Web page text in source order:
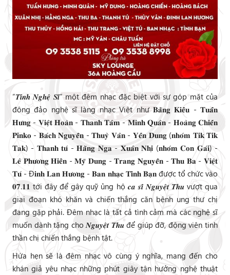
“𝑻𝒊̀𝒏𝒉 𝑵𝒈𝒉𝒆̣̂ 𝑺𝒊̃” một đêm nhạc đặc biệt với sự góp mặt của
đông đảo nghệ sĩ làng nhạc Việt như 𝐁𝐚̆̀𝐧𝐠 𝐊𝐢𝐞̂̀𝐮 - 𝐓𝐮𝐚̂́𝐧
𝐇𝐮̛𝐧𝐠 - 𝐕𝐢𝐞̣̂𝐭 𝐇𝐨𝐚̀𝐧 - 𝐓𝐡𝐚𝐧𝐡 𝐓𝐚̂𝐦 - 𝐌𝐢𝐧𝐡 𝐐𝐮𝐚̂𝐧 - 𝐇𝐨𝐚̀𝐧𝐠 𝐂𝐡𝐢𝐞̂́𝐧
𝐏𝐢𝐧𝐤𝐨 - 𝐁𝐚́𝐜𝐡 𝐍𝐠𝐮𝐲𝐞̂̃𝐧 - 𝐓𝐡𝐮𝐲̀ 𝐕𝐚̂𝐧 - 𝐘𝐞̂́𝐧 𝐃𝐮𝐧𝐠 (𝐧𝐡𝐨́𝐦 𝐓𝐢𝐤 𝐓𝐢𝐤
𝐓𝐚𝐤) - 𝐓𝐡𝐚𝐧𝐡 𝐭𝐮́ - 𝐇𝐚̆̀𝐧𝐠 𝐍𝐠𝐚 - 𝐗𝐮𝐚̂𝐧 𝐍𝐡𝐢̣ (𝐧𝐡𝐨́𝐦 𝐂𝐨𝐧 𝐆𝐚́𝐢) -
𝐋𝐞̂ 𝐏𝐡𝐮̛𝐨̛𝐧𝐠 𝐇𝐢𝐞̂̀𝐧 - 𝐌𝐲̃ 𝐃𝐮𝐧𝐠 - 𝐓𝐫𝐚𝐧𝐠 𝐍𝐠𝐮𝐲𝐞̂̃𝐧 - 𝐓𝐡𝐮 𝐁𝐚 - 𝐕𝐢𝐞̣̂𝐭
𝐓𝐮́ - Đ𝐢𝐧𝐡 𝐋𝐚𝐧 𝐇𝐮̛𝐨̛𝐧𝐠 - 𝐁𝐚𝐧 𝐧𝐡𝐚̣𝐜 𝐓𝐢̀𝐧𝐡 𝐁𝐚̣𝐧 được tổ chức vào
𝟎𝟕.𝟏𝟏 tới đây để gây quỹ ủng hộ 𝒄𝒂 𝒔𝒊̃ 𝑵𝒈𝒖𝒚𝒆̣̂𝒕 𝑻𝒉𝒖 vượt qua
giai đoạn khó khăn và chiến thắng căn bệnh ung thư chị
đang gặp phải. Đêm nhạc là tất cả tình cảm mà các nghệ sĩ
muốn dành tặng cho 𝑵𝒈𝒖𝒚𝒆̣̂𝒕 𝑻𝒉𝒖 để giúp đỡ, động viên tinh
thần chị chiến thắng bệnh tật.
Hứa hẹn sẽ là đêm nhạc vô cùng ý nghĩa, mang đến cho
khán giả yêu nhạc những phút giây tận hưởng nghệ thuật